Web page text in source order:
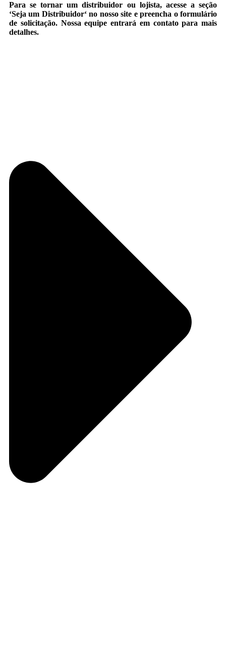
Para se tornar um distribuidor ou lojista, acesse a seção
‘Seja um Distribuidor‘ no nosso site e preencha o formulário
de solicitação. Nossa equipe entrará em contato para mais
detalhes.